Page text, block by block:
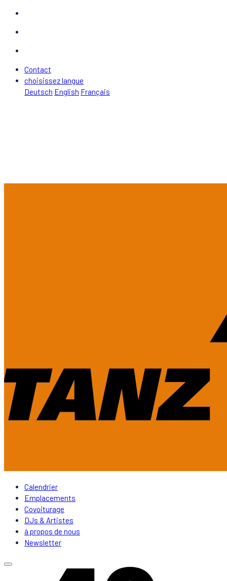
Contact
choisissez langue
Deutsch English Français
Calendrier
Emplacements
Covoiturage
DJs & Artistes
à propos de nous
Newsletter